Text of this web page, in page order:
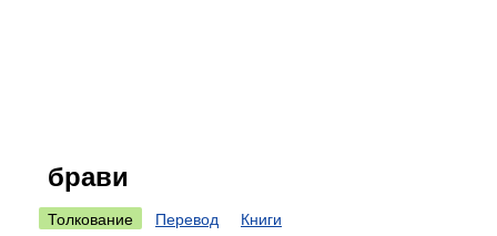
брави
Толкование Перевод Книги